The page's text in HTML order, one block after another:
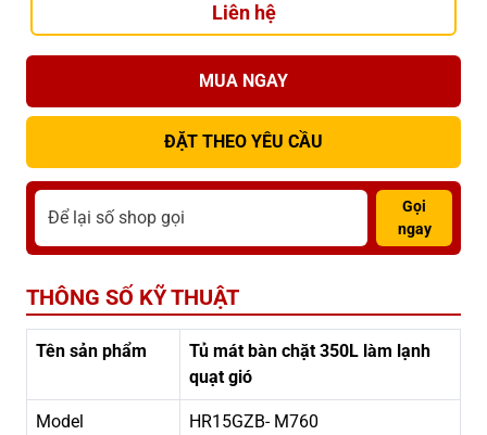
Liên hệ
MUA NGAY
ĐẶT THEO YÊU CẦU
Gọi
ngay
THÔNG SỐ KỸ THUẬT
Tên sản phẩm
Tủ mát bàn chặt 350L làm lạnh
quạt gió
Model HR15GZB- M760